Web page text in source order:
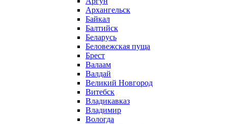
Архангельск
Байкал
Балтийск
Беларусь
Беловежская пуща
Брест
Валаам
Валдай
Великий Новгород
Витебск
Владикавказ
Владимир
Вологда